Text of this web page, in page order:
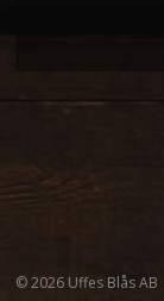
© 2026 Uffes Blås AB